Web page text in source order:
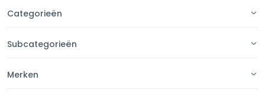
Categorieën
Subcategorieën
Merken